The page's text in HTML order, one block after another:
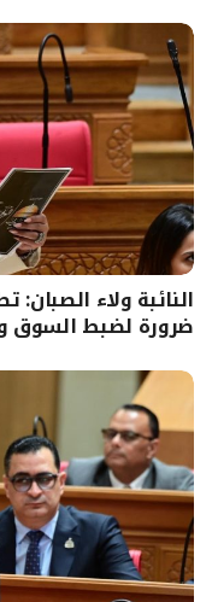
النائبة ولاء
ضرورة لضبط السوق